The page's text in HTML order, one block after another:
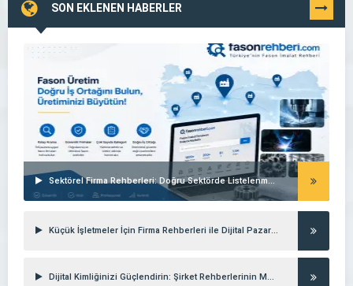
SON EKLENEN HABERLER TÜMÜNÜ
GÖR
Sektörel Firma Rehberleri: Doğru Sektörde Listelenmenin Gücü
Küçük İşletmeler İçin Firma Rehberleri ile Dijital Pazarlama Stratejileri
Dijital Kimliğinizi Güçlendirin: Şirket Rehberlerinin Marka Değerine Etkisi